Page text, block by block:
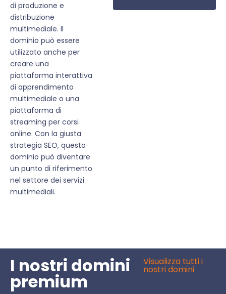
di produzione e
distribuzione
multimediale. Il
dominio può essere
utilizzato anche per
creare una
piattaforma interattiva
di apprendimento
multimediale o una
piattaforma di
streaming per corsi
online. Con la giusta
strategia SEO, questo
dominio può diventare
un punto di riferimento
nel settore dei servizi
multimediali.
I nostri domini
premium
Visualizza tutti i
nostri domini